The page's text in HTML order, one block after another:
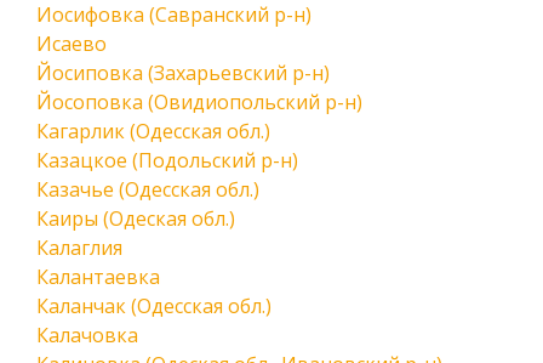
Иосифовка (Савранский р-н)
Исаево
Йосиповка (Захарьевский р-н)
Йосоповка (Овидиопольский р-н)
Кагарлик (Одесская обл.)
Казацкое (Подольский р-н)
Казачье (Одесская обл.)
Каиры (Одеская обл.)
Калаглия
Калантаевка
Каланчак (Одесская обл.)
Калачовка